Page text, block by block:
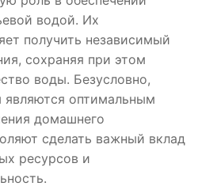
водой. Их
получить независимый
сохраняя при этом
воды. Безусловно,
являются оптимальным
домашнего
сделать важный вклад
ресурсов и